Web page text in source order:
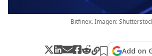
Bitfinex. Imagen:
Add on